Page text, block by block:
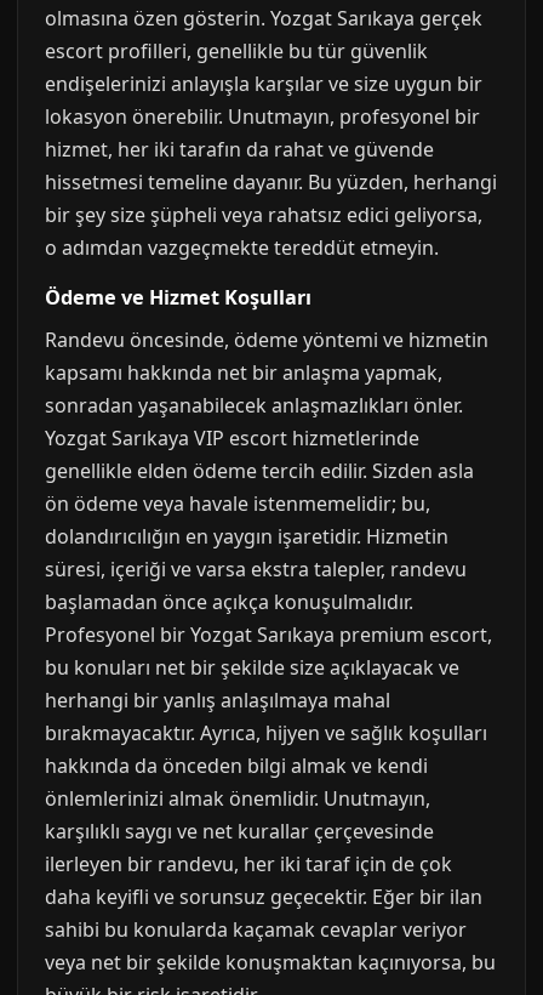
olmasına özen gösterin. Yozgat Sarıkaya gerçek
escort profilleri, genellikle bu tür güvenlik
endişelerinizi anlayışla karşılar ve size uygun bir
lokasyon önerebilir. Unutmayın, profesyonel bir
hizmet, her iki tarafın da rahat ve güvende
hissetmesi temeline dayanır. Bu yüzden, herhangi
bir şey size şüpheli veya rahatsız edici geliyorsa,
o adımdan vazgeçmekte tereddüt etmeyin.
Ödeme ve Hizmet Koşulları
Randevu öncesinde, ödeme yöntemi ve hizmetin
kapsamı hakkında net bir anlaşma yapmak,
sonradan yaşanabilecek anlaşmazlıkları önler.
Yozgat Sarıkaya VIP escort hizmetlerinde
genellikle elden ödeme tercih edilir. Sizden asla
ön ödeme veya havale istenmemelidir; bu,
dolandırıcılığın en yaygın işaretidir. Hizmetin
süresi, içeriği ve varsa ekstra talepler, randevu
başlamadan önce açıkça konuşulmalıdır.
Profesyonel bir Yozgat Sarıkaya premium escort,
bu konuları net bir şekilde size açıklayacak ve
herhangi bir yanlış anlaşılmaya mahal
bırakmayacaktır. Ayrıca, hijyen ve sağlık koşulları
hakkında da önceden bilgi almak ve kendi
önlemlerinizi almak önemlidir. Unutmayın,
karşılıklı saygı ve net kurallar çerçevesinde
ilerleyen bir randevu, her iki taraf için de çok
daha keyifli ve sorunsuz geçecektir. Eğer bir ilan
sahibi bu konularda kaçamak cevaplar veriyor
veya net bir şekilde konuşmaktan kaçınıyorsa, bu